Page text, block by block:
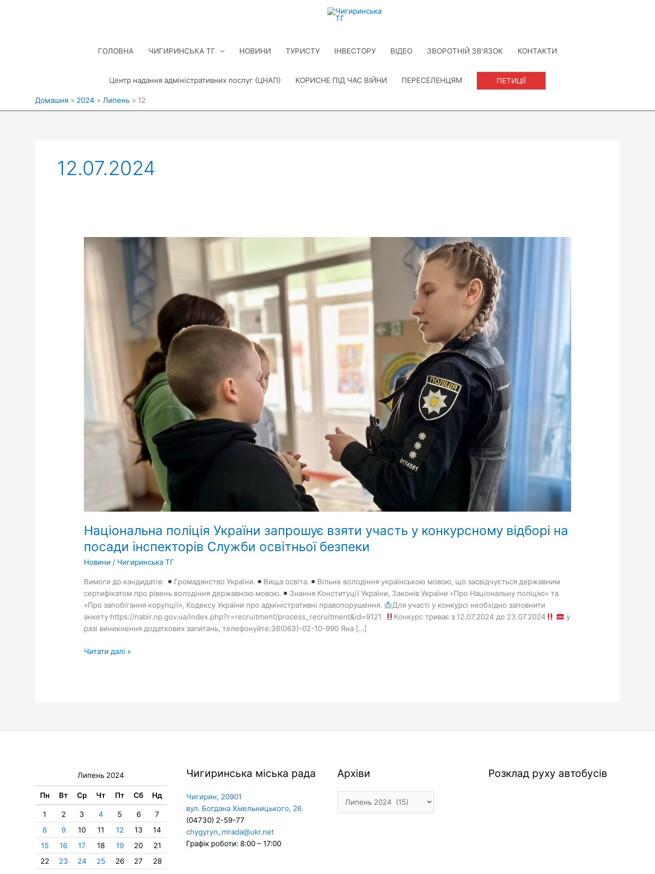
ГОЛОВНА ЧИГИРИНСЬКА ТГ НОВИНИ ТУРИСТУ ІНВЕСТОРУ ВІДЕО ЗВОРОТНІЙ ЗВ’ЯЗОК КОНТАКТИ
Центр надання адміністративних послуг (ЦНАП) КОРИСНЕ ПІД ЧАС ВІЙНИ ПЕРЕСЕЛЕНЦЯМ ПЕТИЦІЇ
Домашня 2024 Липень 12
12.07.2024
Національна поліція України запрошує взяти участь у конкурсному відборі на
посади інспекторів Служби освітньої безпеки
Новини / Чигиринська ТГ
Вимоги до кандидатів: Громадянство України. Вища освіта.
Вільне володіння українською мовою, що засвідчується державним
сертифікатом про рівень володіння державною мовою.
Знання Конституції України, Законів України «Про Національну поліцію» та
«Про запобігання корупції», Кодексу України про адміністративні правопорушення.
Для участі у конкурсі необхідно заповнити
анкету https://nabir.np.gov.ua/index.php?r=recruitment/process_recruitment&id=9121
Конкурс триває з 12.07.2024 до 23.07.2024
у
разі виникнення додаткових запитань, телефонуйте:38(063)-02-10-990 Яна […]
Національна
поліція
Читати далі »
Липень 2024
Пн Вт Ср Чт Пт Сб Нд
1 2 3 4 5 6
7
8
9 10 11 12 13
14
15
16 17 18 19 20
21
22
23 24 25 26 27
28
Чигиринська міська рада
Чигирин, 20901
вул. Богдана Хмельницького, 26
(04730) 2-59-77
chygyryn_mrada@ukr.net
Графік роботи: 8:00 – 17:00
Архіви
Архіви Розклад руху автобусів